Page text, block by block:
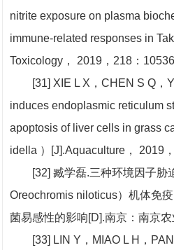
nitrite exposure on plasma
immune-related responses in
Toxicology， 2019，218：
[31] XIE L X，CHEN S Q，
induces endoplasmic reticulum
apoptosis of liver cells in grass
idella ）[J].Aquaculture， 2019
[32] 臧学磊.三种环境因子胁
Oreochromis niloticus）机体免
菌易感性的影响[D].南京：南京
[33] LIN Y，MIAO L H，